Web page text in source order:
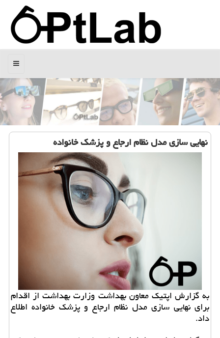
منو
نهایی سازی مدل نظام ارجاع و پزشك خانواده
به گزارش اپتیك معاون بهداشت وزارت بهداشت از اقدام
برای نهایی سازی مدل نظام ارجاع و پزشك خانواده اطلاع
داد.